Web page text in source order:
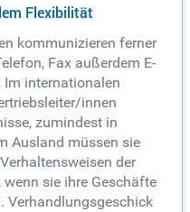
Flexibilität
kommunizieren ferner
Fax außerdem E-
Im internationalen
innen
zumindest in
Ausland müssen sie
der
sie ihre Geschäfte
Verhandlungsgeschick